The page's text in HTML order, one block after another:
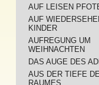
AUF LEISEN
AUF
KINDER
AUFREGUNG UM
WEIHNACHTEN
DAS AUGE DES
AUS DER TIEFE
RAUMES